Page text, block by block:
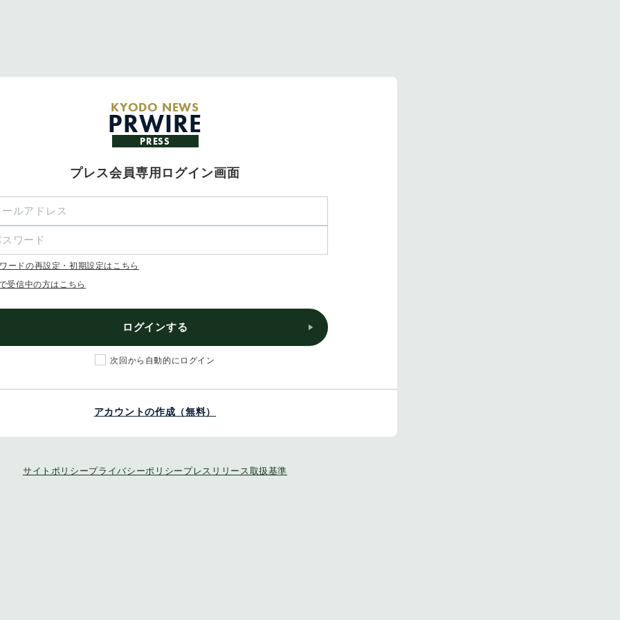
KYODO NEWS
PRWIRE
PRESS
プレス会員専用ログイン画面
ードの再設定・初期設定はこちら
受信中の方はこちら
ログインする
次回から自動的にログイン
アカウントの作成（無料）
サイトポリシープライバシーポリシー プレスリリース取扱基準